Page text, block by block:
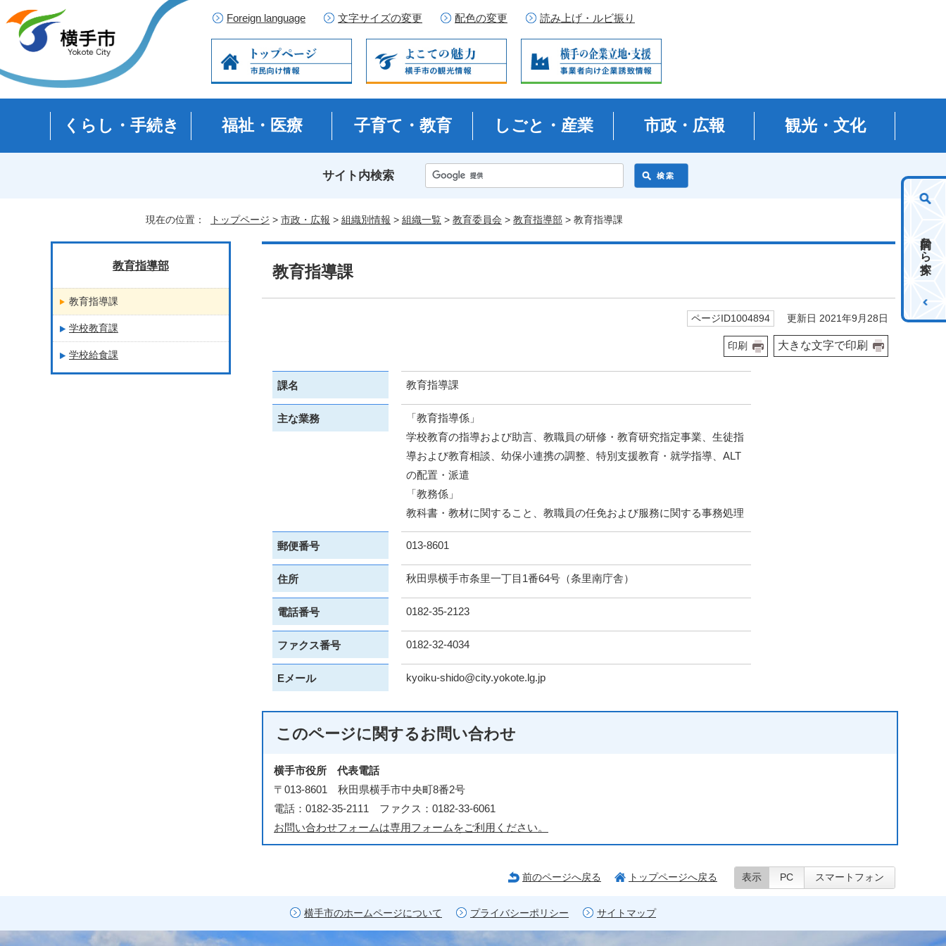
Foreign language 文字サイズの変更 配色の変更 読み上げ・ルビ振り
くらし・手続き 福祉・医療 子育て・教育 しごと・産業 市政・広報 観光・文化
サイト内検索
目的から探す
現在の位置： トップページ > 市政・広報 > 組織別情報 > 組織一覧 > 教育委員会 > 教育指導部 > 教育指導課
教育指導課
ページID1004894 更新日 2021年9月28日
印刷 大きな文字で印刷
課名 教育指導課
主な業務
「教育指導係」
学校教育の指導および助言、教職員の研修・教育研究指定事業、生徒指
導および教育相談、幼保小連携の調整、特別支援教育・就学指導、ALT
の配置・派遣
「教務係」
教科書・教材に関すること、教職員の任免および服務に関する事務処理
郵便番号 013-8601
住所 秋田県横手市条里一丁目1番64号（条里南庁舎）
電話番号 0182-35-2123
ファクス番号 0182-32-4034
Eメール kyoiku-shido@city.yokote.lg.jp
このページに関するお問い合わせ
横手市役所 代表電話
〒013-8601 秋田県横手市中央町8番2号
電話：0182-35-2111 ファクス：0182-33-6061
お問い合わせフォームは専用フォームをご利用ください。
教育指導部
教育指導課
学校教育課
学校給食課
前のページへ戻る トップページへ戻る 表示 PC スマートフォン
横手市のホームページについて プライバシーポリシー サイトマップ